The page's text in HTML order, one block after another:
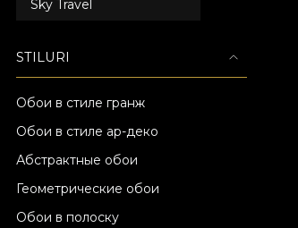
Sky Travel
STILURI
Обои в стиле гранж
Обои в стиле ар-деко
Абстрактные обои
Геометрические обои
Обои в полоску